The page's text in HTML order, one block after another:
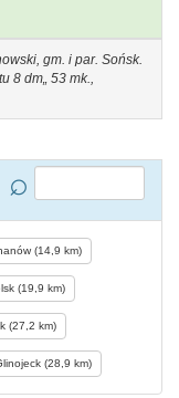
gm. i par. Sońsk.
8 dm„ 53 mk.,
(14,9 km)
(19,9 km)
(27,2 km)
(28,9 km)